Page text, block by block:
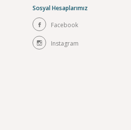
Sosyal Hesaplarımız
Facebook
Instagram